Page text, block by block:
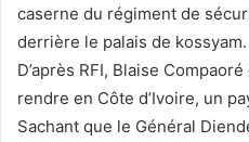
caserne du régiment de
derrière le palais de kossyam.
D’après RFI, Blaise
rendre en Côte d’Ivoire, un
Sachant que le Général